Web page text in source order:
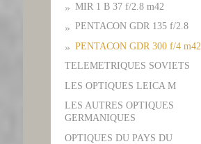
MIR 1 B 37 f/2.8 m42
PENTACON GDR 135 f/2.8
PENTACON GDR 300 f/4 m42
TELEMETRIQUES SOVIETS
LES OPTIQUES LEICA M
LES AUTRES OPTIQUES
GERMANIQUES
OPTIQUES DU PAYS DU